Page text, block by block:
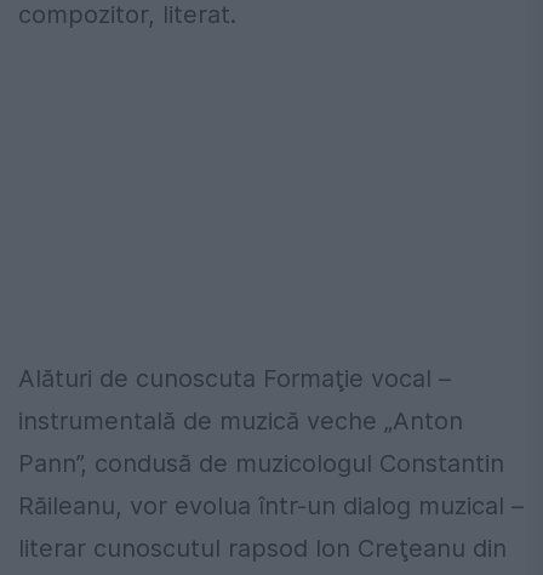
compozitor, literat.
Alături de cunoscuta Formaţie vocal –
instrumentală de muzică veche „Anton
Pann”, condusă de muzicologul Constantin
Răileanu, vor evolua într-un dialog muzical –
literar cunoscutul rapsod Ion Creţeanu din